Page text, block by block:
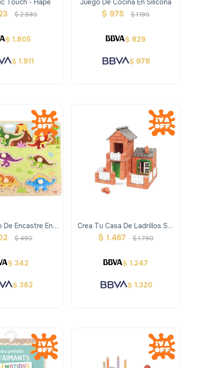
$2.590
$ 1.805
$ 1.911
$ 975 $1.190
$ 829
$ 878
De Encastre En
$490
$ 342
$ 362
Crea Tu Casa De Ladrillos Set
De Construccion
$ 1.467 $1.790
$ 1.247
$ 1.320